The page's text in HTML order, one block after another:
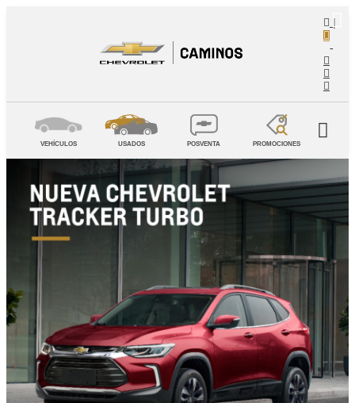
|
-
VEHÍCULOS USADOS POSVENTA PROMOCIONES